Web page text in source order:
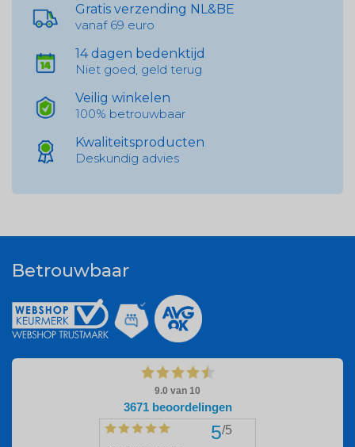
Gratis verzending NL&BE
vanaf 69 euro
14 dagen bedenktijd
Niet goed, geld terug
Veilig winkelen
100% betrouwbaar
Kwaliteitsproducten
Deskundig advies
Betrouwbaar